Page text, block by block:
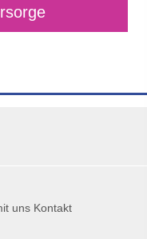
uns Kontakt